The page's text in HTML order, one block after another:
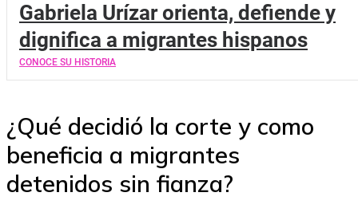
Gabriela Urízar orienta, defiende y
dignifica a migrantes hispanos
CONOCE SU HISTORIA
¿Qué decidió la corte y como
beneficia a migrantes
detenidos sin fianza?